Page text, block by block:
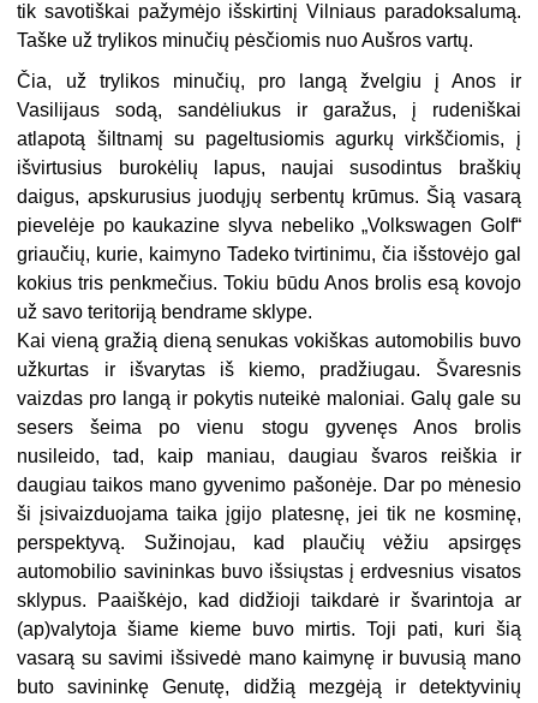
tik savotiškai pažymėjo išskirtinį Vilniaus paradoksalumą.
Taške už trylikos minučių pėsčiomis nuo Aušros vartų.
Čia, už trylikos minučių, pro langą žvelgiu į Anos ir
Vasilijaus sodą, sandėliukus ir garažus, į rudeniškai
atlapotą šiltnamį su pageltusiomis agurkų virkščiomis, į
išvirtusius burokėlių lapus, naujai susodintus braškių
daigus, apskurusius juodųjų serbentų krūmus. Šią vasarą
pievelėje po kaukazine slyva nebeliko „Volkswagen Golf“
griaučių, kurie, kaimyno Tadeko tvirtinimu, čia išstovėjo gal
kokius tris penkmečius. Tokiu būdu Anos brolis esą kovojo
už savo teritoriją bendrame sklype.
Kai vieną gražią dieną senukas vokiškas automobilis buvo
užkurtas ir išvarytas iš kiemo, pradžiugau. Švaresnis
vaizdas pro langą ir pokytis nuteikė maloniai. Galų gale su
sesers šeima po vienu stogu gyvenęs Anos brolis
nusileido, tad, kaip maniau, daugiau švaros reiškia ir
daugiau taikos mano gyvenimo pašonėje. Dar po mėnesio
ši įsivaizduojama taika įgijo platesnę, jei tik ne kosminę,
perspektyvą. Sužinojau, kad plaučių vėžiu apsirgęs
automobilio savininkas buvo išsiųstas į erdvesnius visatos
sklypus. Paaiškėjo, kad didžioji taikdarė ir švarintoja ar
(ap)valytoja šiame kieme buvo mirtis. Toji pati, kuri šią
vasarą su savimi išsivedė mano kaimynę ir buvusią mano
buto savininkę Genutę, didžią mezgėją ir detektyvinių